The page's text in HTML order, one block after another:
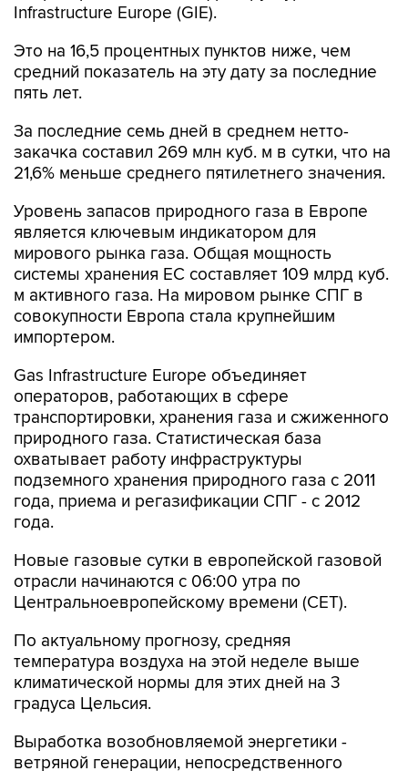
Это на 16,5 процентных пунктов ниже, чем
пять лет.
За последние семь дней в среднем нетто-
21,6% меньше среднего пятилетнего значения.
Уровень запасов природного газа в Европе
мирового рынка газа. Общая мощность
системы хранения ЕС составляет 109 млрд куб.
м активного газа. На мировом рынке СПГ в
совокупности Европа стала крупнейшим
импортером.
Gas Infrastructure Europe объединяет
транспортировки, хранения газа и сжиженного
природного газа. Статистическая база
охватывает работу инфраструктуры
подземного хранения природного газа с 2011
года, приема и регазификации СПГ - с 2012
года.
Новые газовые сутки в европейской газовой
Центральноевропейскому времени (CET).
По актуальному прогнозу, средняя
климатической нормы для этих дней на 3
градуса Цельсия.
Выработка возобновляемой энергетики -
конкурента газовых ТЭЦ, с начала месяца